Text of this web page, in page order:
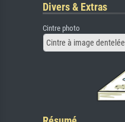
Divers & Extras
Cintre photo
Cintre à image dentelée